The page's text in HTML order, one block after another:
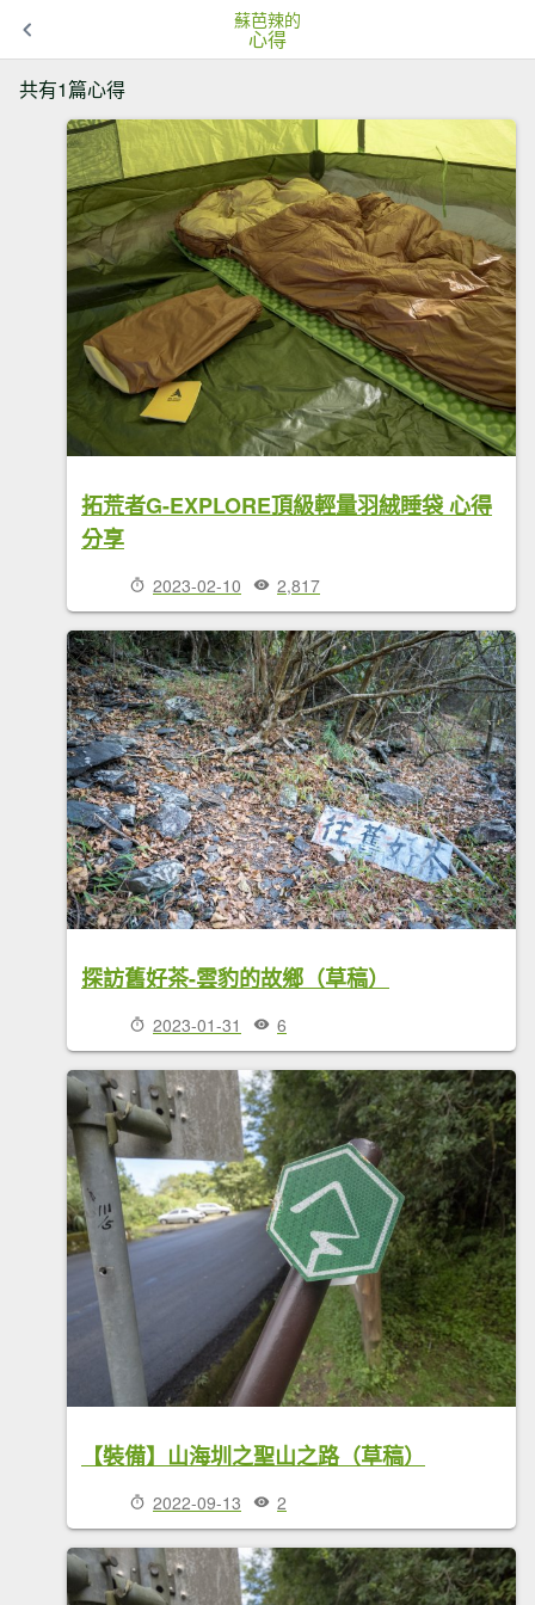
蘇芭辣的
心得
共有1篇心得
拓荒者G-EXPLORE頂級輕量羽絨睡袋 心得
分享
2023-02-10 2,817
探訪舊好茶-雲豹的故鄉（草稿）
2023-01-31 6
【裝備】山海圳之聖山之路（草稿）
2022-09-13 2